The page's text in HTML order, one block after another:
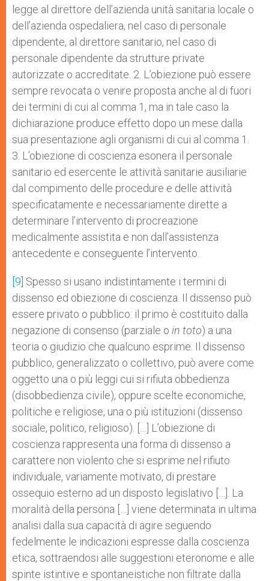
legge al direttore dell’azienda unità sanitaria locale o
dell’azienda ospedaliera, nel caso di personale
dipendente, al direttore sanitario, nel caso di
personale dipendente da strutture private
autorizzate o accreditate. 2. L’obiezione può essere
sempre revocata o venire proposta anche al di fuori
dei termini di cui al comma 1, ma in tale caso la
dichiarazione produce effetto dopo un mese dalla
sua presentazione agli organismi di cui al comma 1.
3. L’obiezione di coscienza esonera il personale
sanitario ed esercente le attività sanitarie ausiliarie
dal compimento delle procedure e delle attività
specificatamente e necessariamente dirette a
determinare l’intervento di procreazione
medicalmente assistita e non dall’assistenza
antecedente e conseguente l’intervento.
[9] Spesso si usano indistintamente i termini di
dissenso ed obiezione di coscienza. Il dissenso può
essere privato o pubblico: il primo è costituito dalla
negazione di consenso (parziale o in toto) a una
teoria o giudizio che qualcuno esprime. Il dissenso
pubblico, generalizzato o collettivo, può avere come
oggetto una o più leggi cui si rifiuta obbedienza
(disobbedienza civile), oppure scelte economiche,
politiche e religiose, una o più istituzioni (dissenso
sociale, politico, religioso). […] L’obiezione di
coscienza rappresenta una forma di dissenso a
carattere non violento che si esprime nel rifiuto
individuale, variamente motivato, di prestare
ossequio esterno ad un disposto legislativo […]. La
moralità della persona […] viene determinata in ultima
analisi dalla sua capacità di agire seguendo
fedelmente le indicazioni espresse dalla coscienza
etica, sottraendosi alle suggestioni eteronome e alle
spinte istintive e spontaneistiche non filtrate dalla